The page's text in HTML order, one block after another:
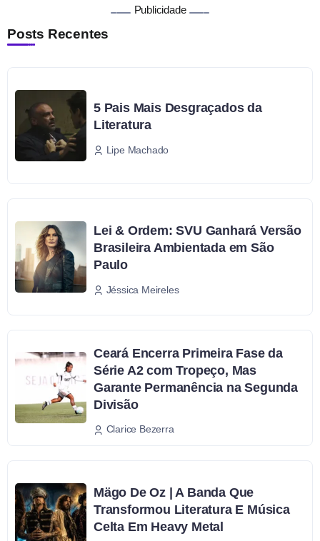
Publicidade
Posts Recentes
5 Pais Mais Desgraçados da
Literatura
Lipe Machado
Lei & Ordem: SVU Ganhará Versão
Brasileira Ambientada em São
Paulo
Jéssica Meireles
Ceará Encerra Primeira Fase da
Série A2 com Tropeço, Mas
Garante Permanência na Segunda
Divisão
Clarice Bezerra
Mägo De Oz | A Banda Que
Transformou Literatura E Música
Celta Em Heavy Metal